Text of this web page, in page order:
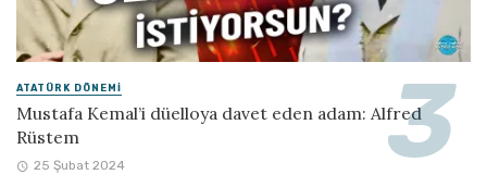
ATATÜRK DÖNEMI
Mustafa Kemal’i düelloya davet eden adam: Alfred
Rüstem
25 Şubat 2024